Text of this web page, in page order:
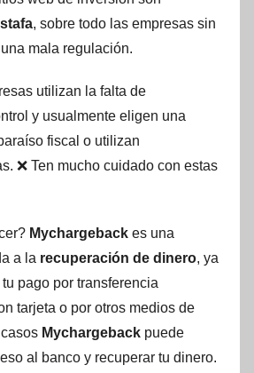
, sobre todo las empresas sin
mala regulación.
utilizan la falta de
y usualmente eligen una
fiscal o utilizan
❌ Ten mucho cuidado con estas
Mychargeback es una
a la recuperación de dinero, ya
pago por transferencia
tarjeta o por otros medios de
Mychargeback puede
al banco y recuperar tu dinero.